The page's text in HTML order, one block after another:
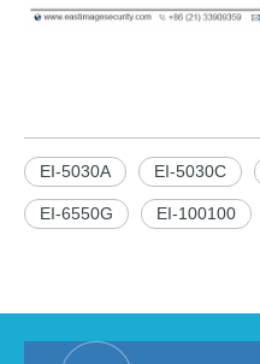
EI-5030A EI-5030C
EI-6550G EI-100100